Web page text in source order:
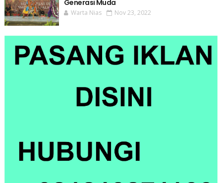
Generasi Muda
Warta Nias Nov 23, 2022